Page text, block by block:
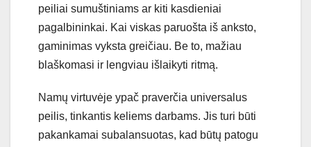
peiliai sumuštiniams ar kiti kasdieniai
pagalbininkai. Kai viskas paruošta iš anksto,
gaminimas vyksta greičiau. Be to, mažiau
blaškomasi ir lengviau išlaikyti ritmą.
Namų virtuvėje ypač praverčia universalus
peilis, tinkantis keliems darbams. Jis turi būti
pakankamai subalansuotas, kad būtų patogu